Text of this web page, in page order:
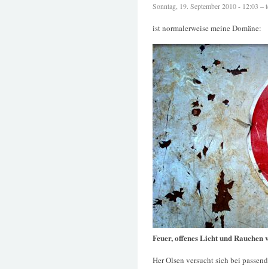
Sonntag, 19. September 2010 - 12:03 –
ist normalerweise meine Domäne:
Feuer, offenes Licht und Rauchen
Her Olsen versucht sich bei